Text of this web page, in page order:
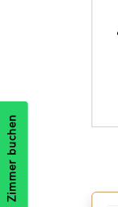
Zimmer buchen